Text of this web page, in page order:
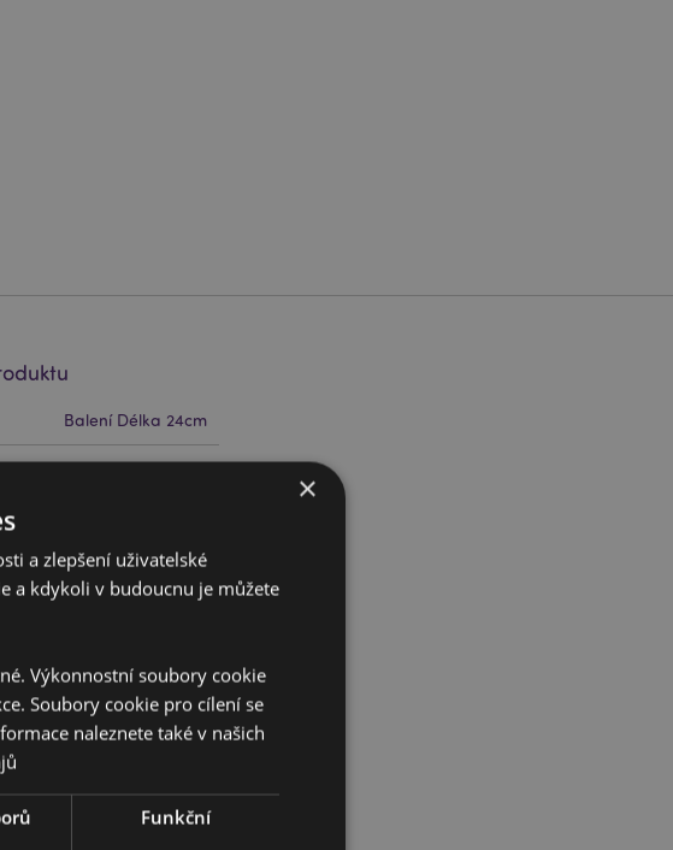
Balení Délka 24cm
5028691381074
0.046000
Ne
×
a zlepšení uživatelské
a kdykoli v budoucnu je můžete
Výkonnostní soubory cookie
Soubory cookie pro cílení se
naleznete také v našich
Funkční